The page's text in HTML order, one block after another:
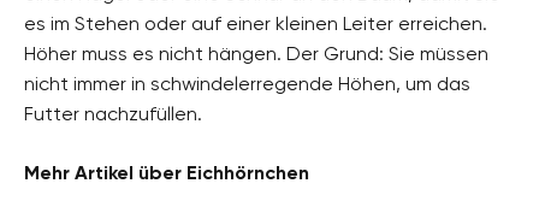
es im Stehen oder auf einer kleinen Leiter erreichen.
Höher muss es nicht hängen. Der Grund: Sie müssen
nicht immer in schwindelerregende Höhen, um das
Futter nachzufüllen.
Mehr Artikel über Eichhörnchen